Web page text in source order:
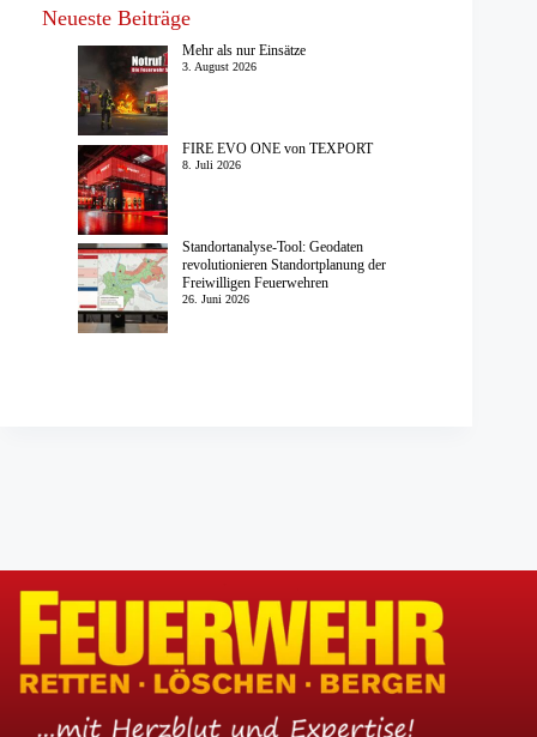
Neueste Beiträge
Mehr als nur Einsätze
3. August 2026
FIRE EVO ONE von TEXPORT
8. Juli 2026
Standortanalyse-Tool: Geodaten
revolutionieren Standortplanung der
Freiwilligen Feuerwehren
26. Juni 2026